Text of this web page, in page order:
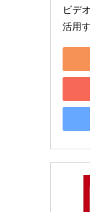
ビデ
活用